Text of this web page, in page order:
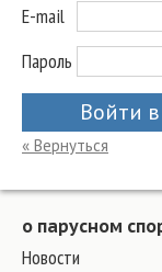
E-mail
Пароль
Войти
« Вернуться
о парусном
Новости